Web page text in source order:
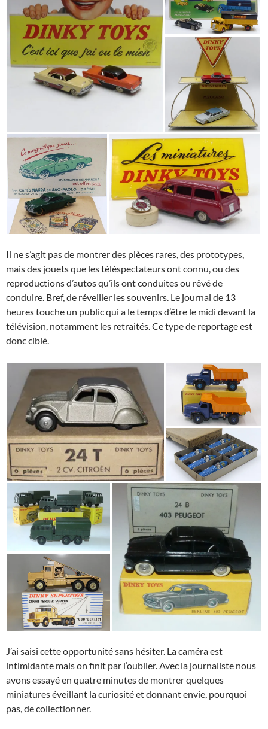
Il ne s’agit pas de montrer des pièces rares, des prototypes,
mais des jouets que les téléspectateurs ont connu, ou des
reproductions d’autos qu’ils ont conduites ou rêvé de
conduire. Bref, de réveiller les souvenirs. Le journal de 13
heures touche un public qui a le temps d’être le midi devant la
télévision, notamment les retraités. Ce type de reportage est
donc ciblé.
J’ai saisi cette opportunité sans hésiter. La caméra est
intimidante mais on finit par l’oublier. Avec la journaliste nous
avons essayé en quatre minutes de montrer quelques
miniatures éveillant la curiosité et donnant envie, pourquoi
pas, de collectionner.